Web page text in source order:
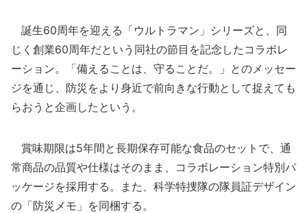
誕生60周年を迎える「ウルトラマン」シリーズと、同
じく創業60周年だという同社の節目を記念したコラボレ
ーション。「備えることは、守ることだ。」とのメッセー
ジを通じ、防災をより身近で前向きな行動として捉えても
らおうと企画したという。
賞味期限は5年間と長期保存可能な食品のセットで、通
常商品の品質や仕様はそのまま、コラボレーション特別パ
ッケージを採用する。また、科学特捜隊の隊員証デザイン
の「防災メモ」を同梱する。